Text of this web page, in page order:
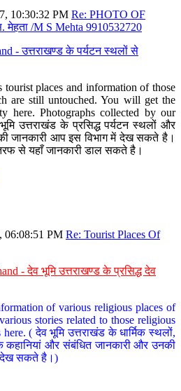
10:30:32 PM Re: PHOTO OF
मेहता /M S Mehta 9910532720
- उत्तराखण्ड के पर्यटन स्थलों से
places and information of those
are still untouched. You will get the
here. Photographs collected by our
उत्तराखंड के प्रसिद्ध पर्यटन स्थलों और
जानकारी आप इस विभाग में देख सकते है।
से यहाँ जानकारी डाल सकते है।
06:08:51 PM Re: Tourist Places Of
- देव भूमि उत्तराखण्ड के प्रसिद्ध देव
of various religious places of
stories related to those religious
( देव भूमि उत्तराखंड के धार्मिक स्थलों,
कहानियां और संबंधित जानकारी और उनकी
देख सकते है।)